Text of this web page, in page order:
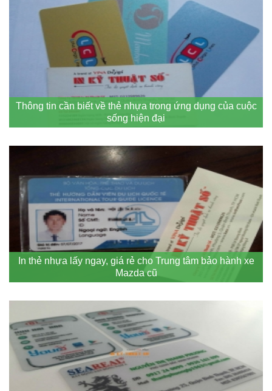
Thông tin cần biết về thẻ nhựa trong ứng dụng của cuộc
sống hiện đại
In thẻ nhựa lấy ngay, giá rẻ cho Trung tâm bảo hành xe
Mazda cũ